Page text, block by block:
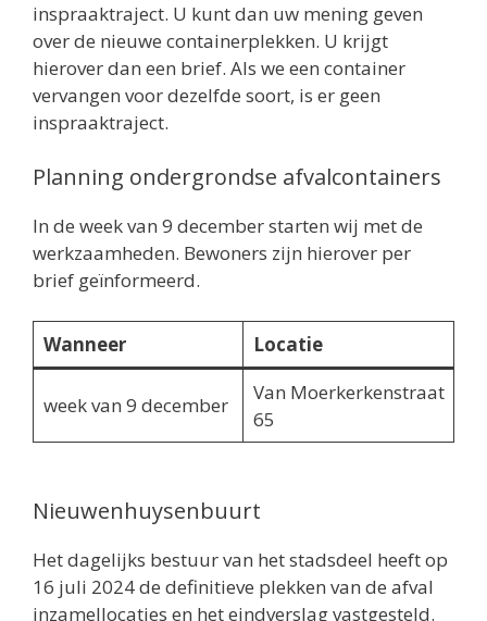
inspraaktraject. U kunt dan uw mening geven
over de nieuwe containerplekken. U krijgt
hierover dan een brief. Als we een container
vervangen voor dezelfde soort, is er geen
inspraaktraject.
Planning ondergrondse afvalcontainers
In de week van 9 december starten wij met de
werkzaamheden. Bewoners zijn hierover per
brief geïnformeerd.
Wanneer Locatie
week van 9 december
Van Moerkerkenstraat
65
Nieuwenhuysenbuurt
Het dagelijks bestuur van het stadsdeel heeft op
16 juli 2024 de definitieve plekken van de afval
inzamellocaties en het eindverslag vastgesteld.